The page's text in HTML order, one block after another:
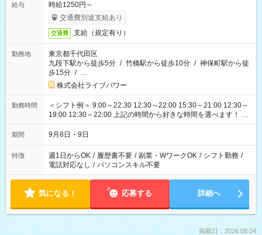
給与
時給1250円～
交通費別途支給あり
交通費 支給（規定有り）
勤務地
東京都千代田区
九段下駅から徒歩5分 / 竹橋駅から徒歩10分 / 神保町駅から徒
歩15分 / …
株式会社ライブパワー
勤務時間
＜シフト例＞ 9:00～22:30 12:30～22:00 15:30～21:00 12:30～
19:00 12:30～22:00 上記の時間から好きな時間を選べます！ ※
時間は変更となる可能性があります
期間 9月8日・9日
特徴 週1日からOK / 履歴書不要 / 副業・WワークOK / シフト勤務 /
電話対応なし / パソコンスキル不要
気になる！ 応募する 詳細へ
掲載日：2026.08.04